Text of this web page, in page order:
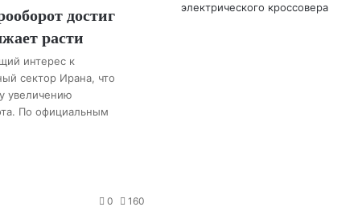
достиг
расти
интерес к
сектор Ирана, что
увеличению
По официальным
0 160
электрического кроссовера